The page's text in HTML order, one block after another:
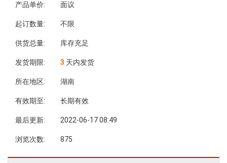
产品单价: 面议
起订数量: 不限
供货总量: 库存充足
发货期限: 3 天内发货
所在地区: 湖南
有效期至: 长期有效
最后更新: 2022-06-17 08:49
浏览次数: 875